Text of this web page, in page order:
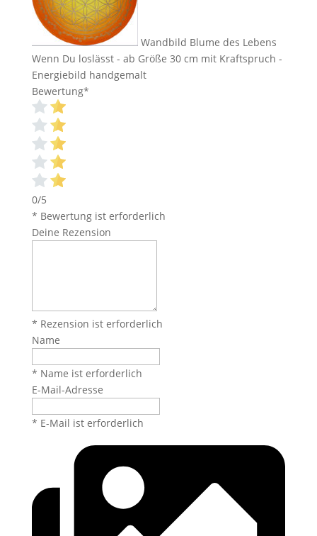
Wandbild Blume des Lebens
Wenn Du loslässt - ab Größe 30 cm mit Kraftspruch -
Energiebild handgemalt
Bewertung*
0/5
* Bewertung ist erforderlich
Deine Rezension
* Rezension ist erforderlich
Name
* Name ist erforderlich
E-Mail-Adresse
* E-Mail ist erforderlich